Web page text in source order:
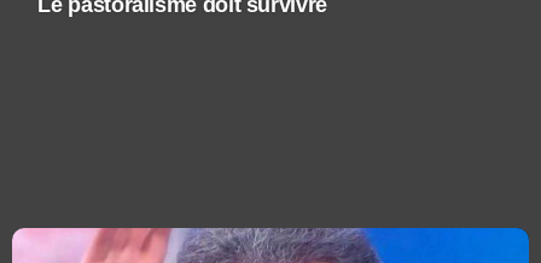
Le pastoralisme doit survivre